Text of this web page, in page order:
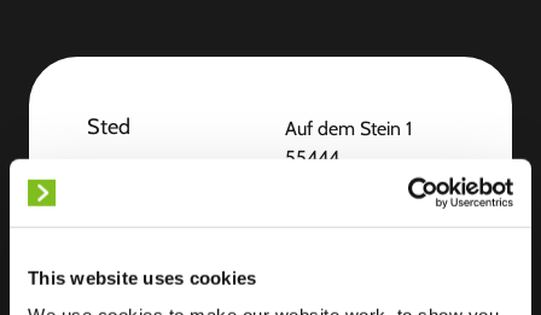
This website uses cookies
Sted
Auf dem Stein 1
55444
Waldlaubersheim
Charging